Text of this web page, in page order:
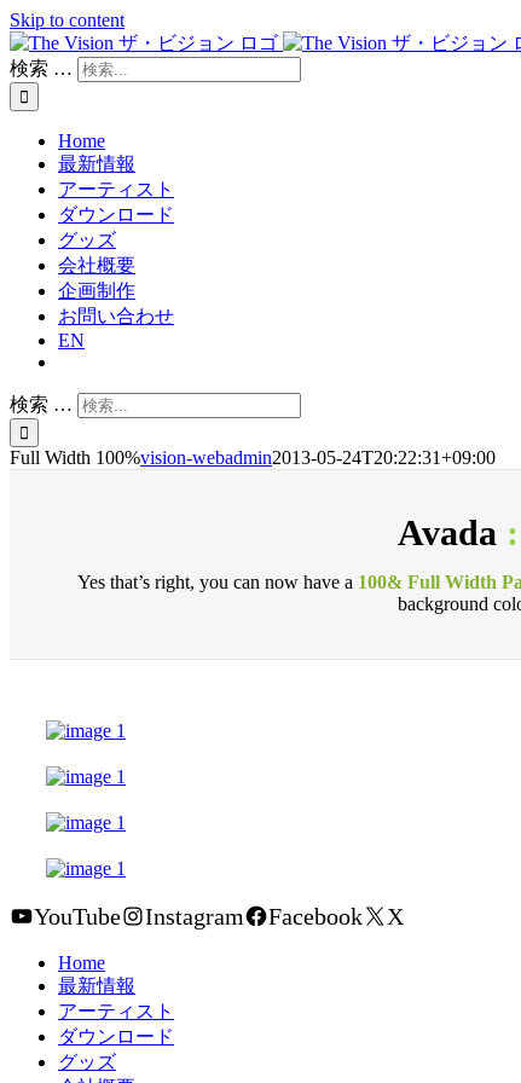
Skip to content
検索 …
Home
最新情報
アーティスト
ダウンロード
グッズ
会社概要
企画制作
お問い合わせ
EN
検索 …
Full Width 100%vision-webadmin2013-05-24T20:22:31+09:00
Avada :
Yes that’s right, you can now have a 100& Full Width
background
YouTube Instagram Facebook X
Home
最新情報
アーティスト
ダウンロード
グッズ